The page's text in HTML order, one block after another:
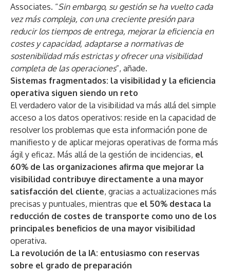
Associates. “Sin embargo, su gestión se ha vuelto cada
vez más compleja, con una creciente presión para
reducir los tiempos de entrega, mejorar la eficiencia en
costes y capacidad, adaptarse a normativas de
sostenibilidad más estrictas y ofrecer una visibilidad
completa de las operaciones”, añade.
Sistemas fragmentados: la visibilidad y la eficiencia
operativa siguen siendo un reto
El verdadero valor de la visibilidad va más allá del simple
acceso a los datos operativos: reside en la capacidad de
resolver los problemas que esta información pone de
manifiesto y de aplicar mejoras operativas de forma más
ágil y eficaz. Más allá de la gestión de incidencias, el
60% de las organizaciones afirma que mejorar la
visibilidad contribuye directamente a una mayor
satisfacción del cliente, gracias a actualizaciones más
precisas y puntuales, mientras que el 50% destaca la
reducción de costes de transporte como uno de los
principales beneficios de una mayor visibilidad
operativa.
La revolución de la IA: entusiasmo con reservas
sobre el grado de preparación